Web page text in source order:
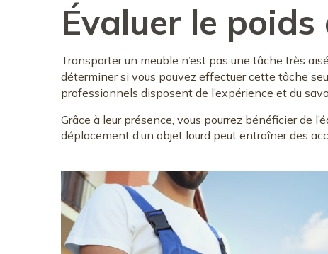
Évaluer le
Transporter un meuble n’est pas une tâche très
déterminer si vous pouvez effectuer cette tâche
professionnels disposent de l’expérience et du
Grâce à leur présence, vous pourrez bénéficier de
déplacement d’un objet lourd peut entraîner des